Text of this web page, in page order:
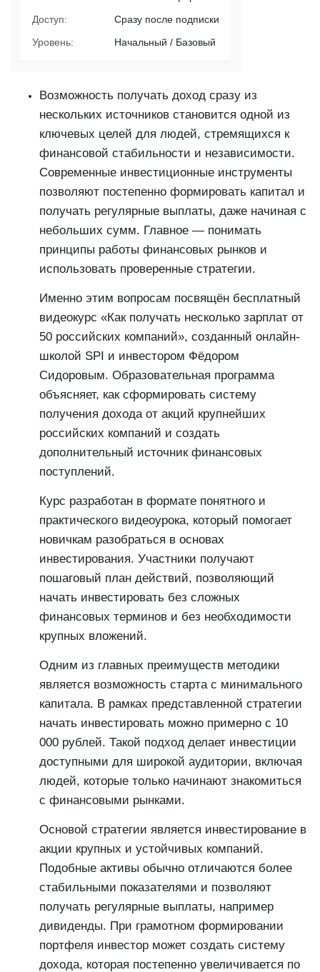
Доступ:
Сразу после подписки
Уровень:
Начальный / Базовый
Возможность получать доход сразу из
нескольких источников становится одной из
ключевых целей для людей, стремящихся к
финансовой стабильности и независимости.
Современные инвестиционные инструменты
позволяют постепенно формировать капитал и
получать регулярные выплаты, даже начиная с
небольших сумм. Главное — понимать
принципы работы финансовых рынков и
использовать проверенные стратегии.
Именно этим вопросам посвящён бесплатный
видеокурс «Как получать несколько зарплат от
50 российских компаний», созданный онлайн-
школой SPI и инвестором Фёдором
Сидоровым. Образовательная программа
объясняет, как сформировать систему
получения дохода от акций крупнейших
российских компаний и создать
дополнительный источник финансовых
поступлений.
Курс разработан в формате понятного и
практического видеоурока, который помогает
новичкам разобраться в основах
инвестирования. Участники получают
пошаговый план действий, позволяющий
начать инвестировать без сложных
финансовых терминов и без необходимости
крупных вложений.
Одним из главных преимуществ методики
является возможность старта с минимального
капитала. В рамках представленной стратегии
начать инвестировать можно примерно с 10
000 рублей. Такой подход делает инвестиции
доступными для широкой аудитории, включая
людей, которые только начинают знакомиться
с финансовыми рынками.
Основой стратегии является инвестирование в
акции крупных и устойчивых компаний.
Подобные активы обычно отличаются более
стабильными показателями и позволяют
получать регулярные выплаты, например
дивиденды. При грамотном формировании
портфеля инвестор может создать систему
дохода, которая постепенно увеличивается по